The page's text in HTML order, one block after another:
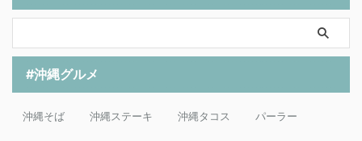
#沖縄グルメ
沖縄そば 沖縄ステーキ 沖縄タコス パーラー